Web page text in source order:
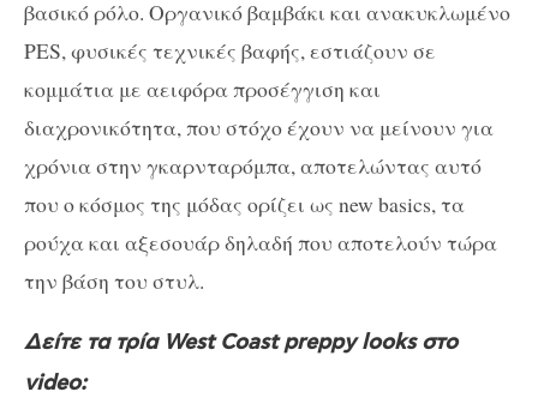
βασικό ρόλο. Οργανικό βαμβάκι και ανακυκλωμένο
PES, φυσικές τεχνικές βαφής, εστιάζουν σε
κομμάτια με αειφόρα προσέγγιση και
διαχρονικότητα, που στόχο έχουν να μείνουν για
χρόνια στην γκαρνταρόμπα, αποτελώντας αυτό
που ο κόσμος της μόδας ορίζει ως new basics, τα
ρούχα και αξεσουάρ δηλαδή που αποτελούν τώρα
την βάση του στυλ.
Δείτε τα τρία West Coast preppy looks στο
video: